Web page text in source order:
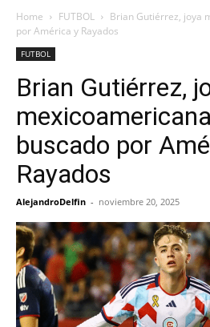
Home FUTBOL
Brian Gutiérrez, joya
por América y Rayados
FUTBOL
Brian Gutiérrez,
buscado por
Rayados
AlejandroDelfin - noviembre 20, 2025